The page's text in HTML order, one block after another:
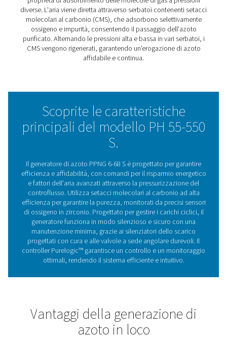
La serie PPNG 6-68 S offre una fornitura affidabile di
settori come quello alimentare, farmaceutico,
plastica. Fornisce livelli di purezza dell'azoto fino al
pressioni fino a 12 barg, il tutto senza bisogno di un
componenti chiave integrati. Il controller Purelogic™
prestazioni efficienti, monitora i parametri chiave del
aiuta a ridurre i costi energetici. Gli strumenti di
opzionali, come un flussometro e un sensore del
rugiada, offrono ancora più informazioni sulle
Tecnologia PSA (Pressure
Adsorption)
Il generatore di azoto PPNG 6-68 S utilizza la
(Pressure Swing Adsorption) all'avanguardia per
proprietà di adsorbimento delle molecole di gas a
diverse. L'aria viene diretta attraverso serbatoi